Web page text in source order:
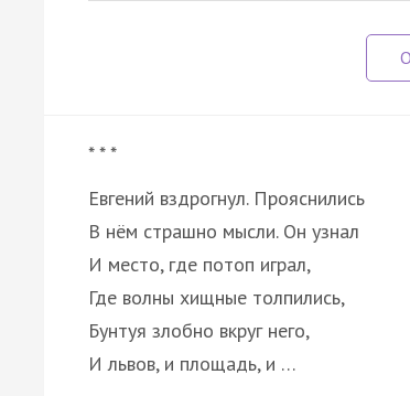
* * *
Евгений вздрогнул. Прояснились
В нём страшно мысли. Он узнал
И место, где потоп играл,
Где волны хищные толпились,
Бунтуя злобно вкруг него,
И львов, и площадь, и …